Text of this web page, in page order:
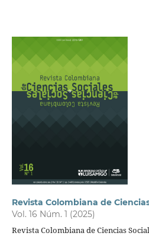
Revista Colombiana de
Vol. 16 Núm. 1 (2025)
Revista Colombiana de Ciencias